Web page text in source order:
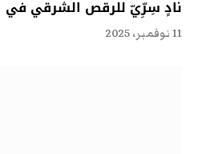
نادٍ سِرِّيّ للرقص الشرقي في
11 نوفمبر، 2025